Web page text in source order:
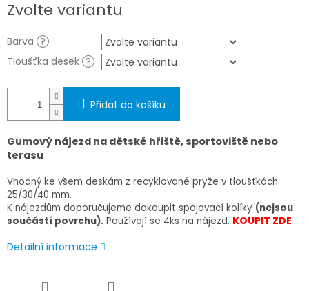
cena:
Zvolte variantu
Barva ?
Tloušťka desek ?
Přidat do košíku
Gumový nájezd na dětské hřiště, sportoviště nebo
terasu
Vhodný ke všem deskám z recyklované pryže v tloušťkách
25/30/40 mm.
K nájezdům doporučujeme dokoupit spojovací kolíky (nejsou
součástí povrchu). Používají se 4ks na nájezd. KOUPIT ZDE
Detailní informace